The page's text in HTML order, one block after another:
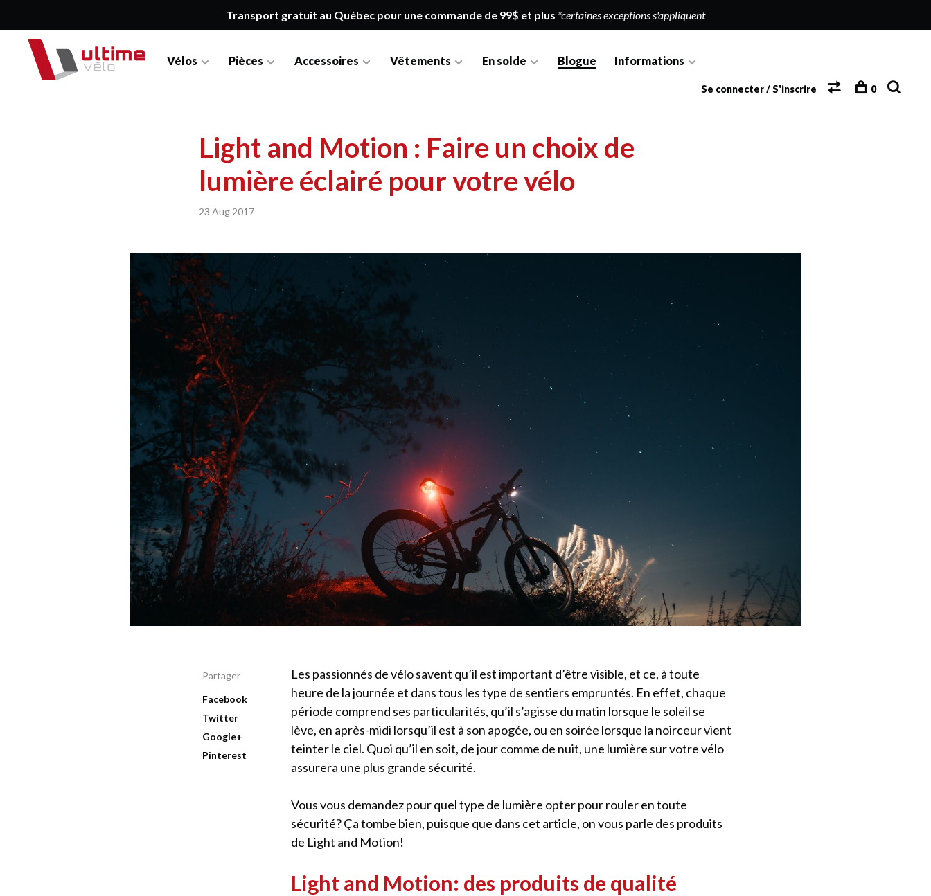
Transport gratuit au Québec pour une commande de 99$ et plus *certaines exceptions s'appliquent
Vélos Pièces Accessoires Vêtements En solde Blogue Informations
Se connecter / S'inscrire 0
Light and Motion : Faire un choix de
lumière éclairé pour votre vélo
23 Aug 2017
Partager
Facebook
Twitter
Google+
Pinterest
Les passionnés de vélo savent qu’il est important d’être visible, et ce, à toute
heure de la journée et dans tous les type de sentiers empruntés. En effet, chaque
période comprend ses particularités, qu’il s’agisse du matin lorsque le soleil se
lève, en après-midi lorsqu’il est à son apogée, ou en soirée lorsque la noirceur vient
teinter le ciel. Quoi qu’il en soit, de jour comme de nuit, une lumière sur votre vélo
assurera une plus grande sécurité.
Vous vous demandez pour quel type de lumière opter pour rouler en toute
sécurité? Ça tombe bien, puisque que dans cet article, on vous parle des produits
de Light and Motion!
Light and Motion: des produits de qualité